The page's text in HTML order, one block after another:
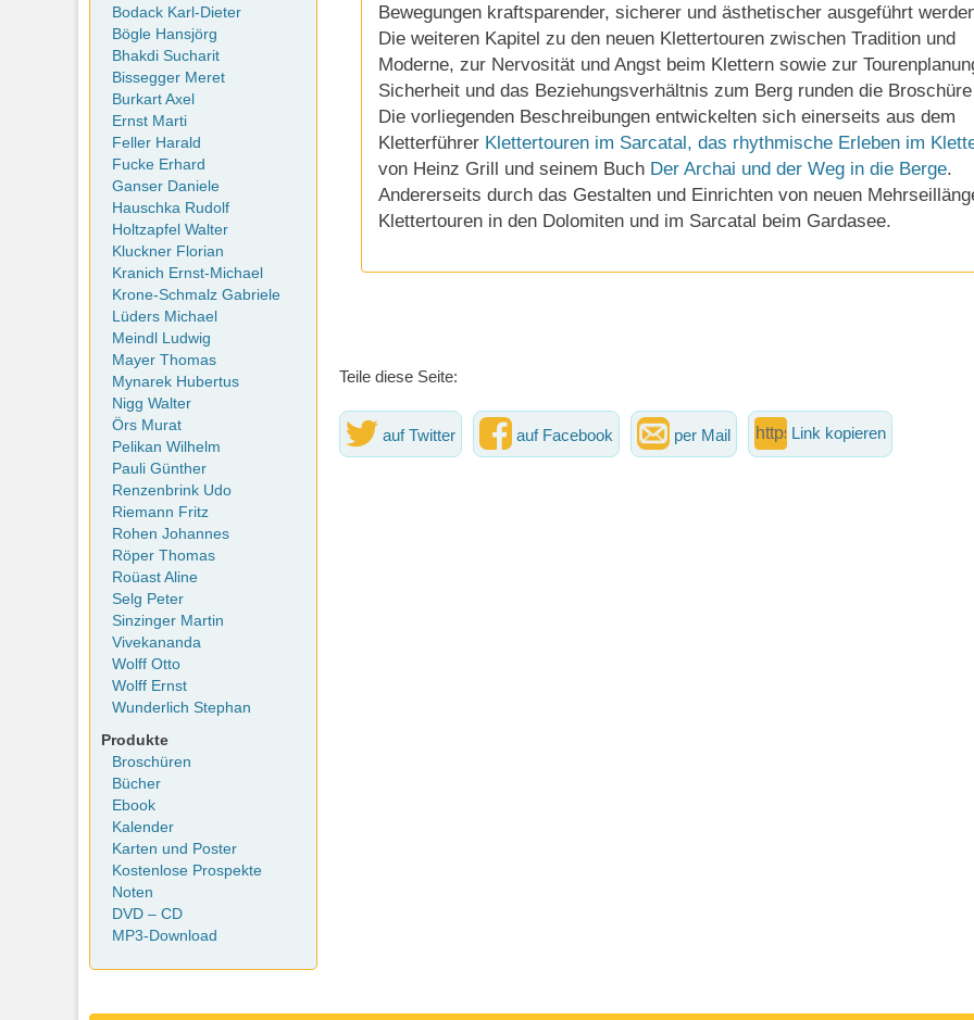
Bewegungen kraftsparender, sicherer und ästhetischer ausgeführt
Die weiteren Kapitel zu den neuen Klettertouren zwischen Tradition und
Moderne, zur Nervosität und Angst beim Klettern sowie zur
Sicherheit und das Beziehungsverhältnis zum Berg runden die
Die vorliegenden Beschreibungen entwickelten sich einerseits aus dem
Kletterführer Klettertouren im Sarcatal, das rhythmische Erleben im
von Heinz Grill und seinem Buch Der Archai und der Weg in die Berge.
Andererseits durch das Gestalten und Einrichten von neuen
Klettertouren in den Dolomiten und im Sarcatal beim Gardasee.
Teile diese Seite:
auf Twitter auf Facebook per Mail Link kopieren
Bodack Karl-Dieter
Bögle Hansjörg
Bhakdi Sucharit
Bissegger Meret
Burkart Axel
Ernst Marti
Feller Harald
Fucke Erhard
Ganser Daniele
Hauschka Rudolf
Holtzapfel Walter
Kluckner Florian
Kranich Ernst-Michael
Krone-Schmalz Gabriele
Lüders Michael
Meindl Ludwig
Mayer Thomas
Mynarek Hubertus
Nigg Walter
Örs Murat
Pelikan Wilhelm
Pauli Günther
Renzenbrink Udo
Riemann Fritz
Rohen Johannes
Röper Thomas
Roüast Aline
Selg Peter
Sinzinger Martin
Vivekananda
Wolff Otto
Wolff Ernst
Wunderlich Stephan
Produkte
Broschüren
Bücher
Ebook
Kalender
Karten und Poster
Kostenlose Prospekte
Noten
DVD – CD
MP3-Download